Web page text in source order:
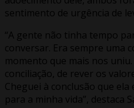
sentimento de urgência de
“A gente não tinha tempo
conversar. Era sempre uma
momento que mais nos
conciliação, de rever os
Cheguei à conclusão que
para a minha vida”, destaca